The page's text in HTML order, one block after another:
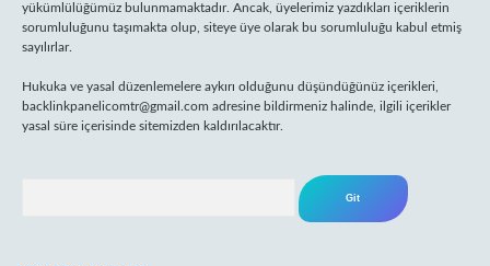
yükümlülüğümüz bulunmamaktadır. Ancak, üyelerimiz yazdıkları içeriklerin
sorumluluğunu taşımakta olup, siteye üye olarak bu sorumluluğu kabul etmiş
sayılırlar.
Hukuka ve yasal düzenlemelere aykırı olduğunu düşündüğünüz içerikleri,
backlinkpanelicomtr@gmail.com adresine bildirmeniz halinde, ilgili içerikler
yasal süre içerisinde sitemizden kaldırılacaktır.